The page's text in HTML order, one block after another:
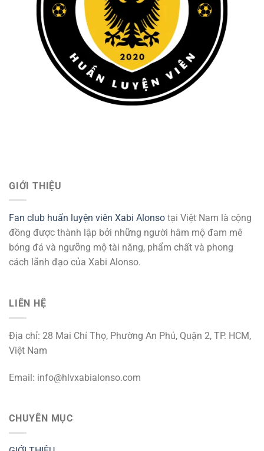
GIỚI THIỆU
Fan club huấn luyện viên Xabi Alonso tại Việt Nam là cộng
đồng được thành lập bởi những người hâm mộ đam mê
bóng đá và ngưỡng mộ tài năng, phẩm chất và phong
cách lãnh đạo của Xabi Alonso.
LIÊN HỆ
Địa chỉ: 28 Mai Chí Thọ, Phường An Phú, Quận 2, TP. HCM,
Việt Nam
Email: info@hlvxabialonso.com
CHUYÊN MỤC